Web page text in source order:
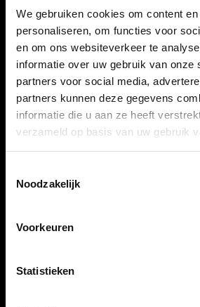
We gebruiken cookies om content
personaliseren, om functies voor
en om ons websiteverkeer te
informatie over uw gebruik van onze
partners voor social media,
partners kunnen deze gegevens
informatie die u aan ze heeft
verzameld op basis van uw gebruik
Noodzakelijk
Voorkeuren
Statistieken
Winmau Delta Silver -
€ 1.50